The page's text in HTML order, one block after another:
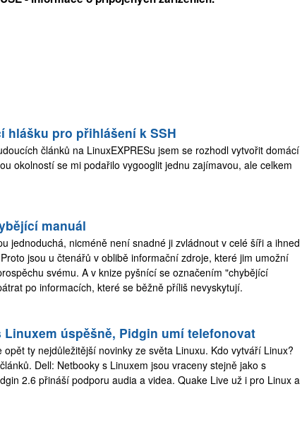
hlášku pro přihlášení k SSH
článků na LinuxEXPRESu jsem se rozhodl vytvořit domácí
okolností se mi podařilo vygooglit jednu zajímavou, ale celkem
manuál
jednoduchá, nicméně není snadné ji zvládnout v celé šíři a ihned
jsou u čtenářů v oblibě informační zdroje, které jim umožní
svému. A v knize pyšnící se označením "chybějící
po informacích, které se běžně příliš nevyskytují.
úspěšně, Pidgin umí telefonovat
ty nejdůležitější novinky ze světa Linuxu. Kdo vytváří Linux?
Dell: Netbooky s Linuxem jsou vraceny stejně jako s
2.6 přináší podporu audia a videa. Quake Live už i pro Linux a